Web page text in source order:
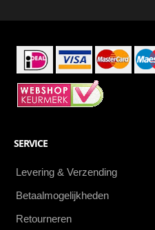
SERVICE
Levering & Verzending
Betaalmogelijkheden
Retourneren